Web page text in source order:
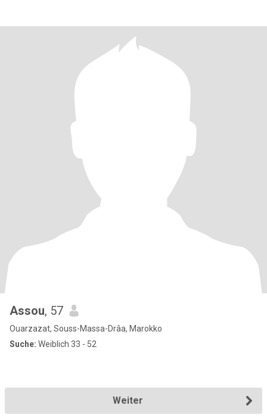
Assou, 57
Ouarzazat, Souss-Massa-Drâa, Marokko
Suche: Weiblich 33 - 52
Weiter